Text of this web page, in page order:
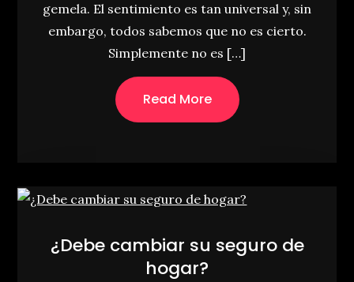
gemela. El sentimiento es tan universal y, sin
embargo, todos sabemos que no es cierto.
Simplemente no es […]
Read More
¿Debe cambiar su seguro de
hogar?